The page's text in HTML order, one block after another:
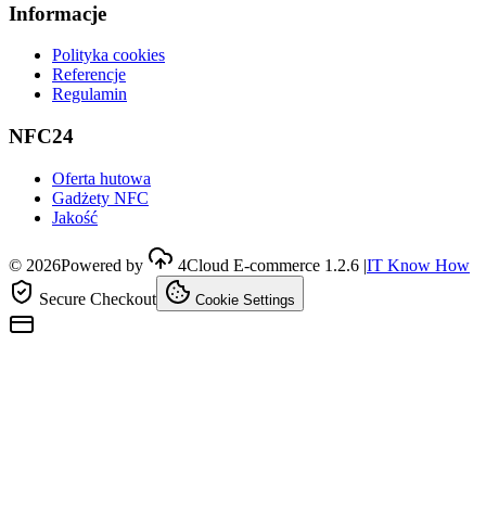
Informacje
Polityka cookies
Referencje
Regulamin
NFC24
Oferta hutowa
Gadżety NFC
Jakość
© 2026Powered by 4Cloud E-commerce 1.2.6 |IT Know How
Secure Checkout
Cookie Settings